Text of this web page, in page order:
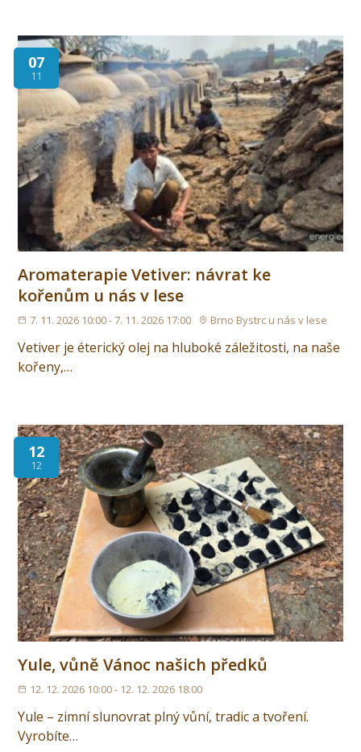
07
11
Aromaterapie Vetiver: návrat ke
kořenům u nás v lese
7. 11. 2026 10:00 - 7. 11. 2026 17:00 Brno Bystrc u nás v lese
Vetiver je éterický olej na hluboké záležitosti, na naše
kořeny,…
12
12
Yule, vůně Vánoc našich předků
12. 12. 2026 10:00 - 12. 12. 2026 18:00
Yule – zimní slunovrat plný vůní, tradic a tvoření.
Vyrobíte…